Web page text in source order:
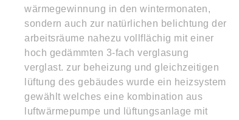
wärmegewinnung in den wintermonaten,
sondern auch zur natürlichen belichtung der
arbeitsräume nahezu vollflächig mit einer
hoch gedämmten 3-fach verglasung
verglast. zur beheizung und gleichzeitigen
lüftung des gebäudes wurde ein heizsystem
gewählt welches eine kombination aus
luftwärmepumpe und lüftungsanlage mit